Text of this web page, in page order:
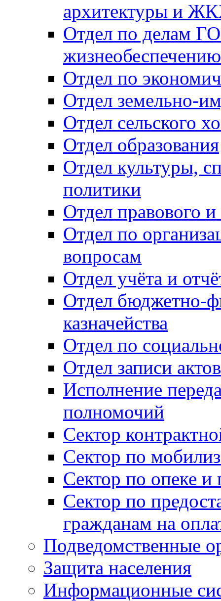
архитектуры и
Отдел по делам
Отдел по
Отдел земельно-
Отдел сельского
Отдел образования
Отдел культуры,
политики
Отдел правового
Отдел по
вопросам
Отдел учёта и
Отдел бюджетно-
казначейства
Отдел по
Отдел записи
Исполнение
полномочий
Сектор
Сектор по
Сектор по опеке и
Сектор по
гражданам на
Подведомственные
Защита населения
Информационные